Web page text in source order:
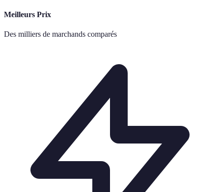
Meilleurs Prix
Des milliers de marchands comparés